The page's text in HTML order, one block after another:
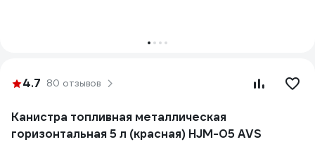
4.7 80 отзывов
Канистра топливная металлическая
горизонтальная 5 л (красная) HJM-05 AVS